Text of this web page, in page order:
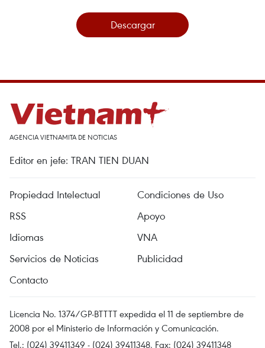
Descargar
AGENCIA VIETNAMITA DE NOTICIAS
Editor en jefe: TRAN TIEN DUAN
Propiedad Intelectual
Condiciones de Uso
RSS
Apoyo
Idiomas
VNA
Servicios de Noticias
Publicidad
Contacto
Licencia No. 1374/GP-BTTTT expedida el 11 de septiembre de
2008 por el Ministerio de Información y Comunicación.
Tel.: (024) 39411349 - (024) 39411348, Fax: (024) 39411348